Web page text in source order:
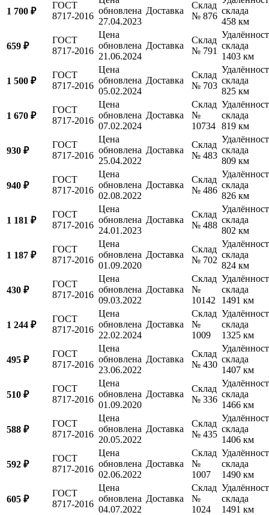
1 700 ₽
ГОСТ
8717-2016
обновлена
27.04.2023
Доставка
Склад
№ 876
склада
458 км
659 ₽
ГОСТ
8717-2016
Цена
обновлена
21.06.2024
Доставка
Склад
№ 791
склада
1403 км
1 500 ₽
ГОСТ
8717-2016
Цена
обновлена
05.02.2024
Доставка
Склад
№ 703
склада
825 км
1 670 ₽
ГОСТ
8717-2016
Цена
обновлена
07.02.2024
Доставка
Склад
№
10734
склада
819 км
930 ₽
ГОСТ
8717-2016
Цена
обновлена
25.04.2022
Доставка
Склад
№ 483
склада
809 км
940 ₽
ГОСТ
8717-2016
Цена
обновлена
02.08.2022
Доставка
Склад
№ 486
склада
826 км
1 181 ₽
ГОСТ
8717-2016
Цена
обновлена
24.01.2023
Доставка
Склад
№ 488
склада
802 км
1 187 ₽
ГОСТ
8717-2016
Цена
обновлена
01.09.2020
Доставка
Склад
№ 702
склада
824 км
430 ₽
ГОСТ
8717-2016
Цена
обновлена
09.03.2022
Доставка
Склад
№
10142
склада
1491 км
1 244 ₽
ГОСТ
8717-2016
Цена
обновлена
22.02.2024
Доставка
Склад
№
1009
склада
1325 км
495 ₽
ГОСТ
8717-2016
Цена
обновлена
23.06.2022
Доставка
Склад
№ 430
склада
1407 км
510 ₽
ГОСТ
8717-2016
Цена
обновлена
01.09.2020
Доставка
Склад
№ 336
склада
1466 км
588 ₽
ГОСТ
8717-2016
Цена
обновлена
20.05.2022
Доставка
Склад
№ 435
склада
1406 км
592 ₽
ГОСТ
8717-2016
Цена
обновлена
02.06.2022
Доставка
Склад
№
1007
склада
1490 км
605 ₽
ГОСТ
8717-2016
Цена
обновлена
04.07.2022
Доставка
Склад
№
1024
склада
1491 км